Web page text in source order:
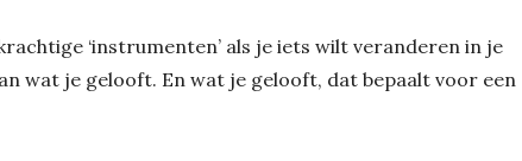
‘instrumenten’ als je iets wilt veranderen in je
wat je gelooft. En wat je gelooft, dat bepaalt voor een